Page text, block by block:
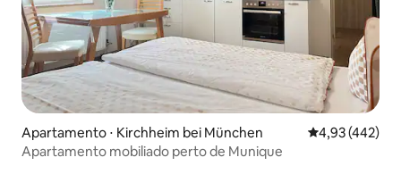
Apartamento ⋅ Kirchheim bei München 4,93 de uma
4,93 (442)
Apartamento mobiliado perto de Munique